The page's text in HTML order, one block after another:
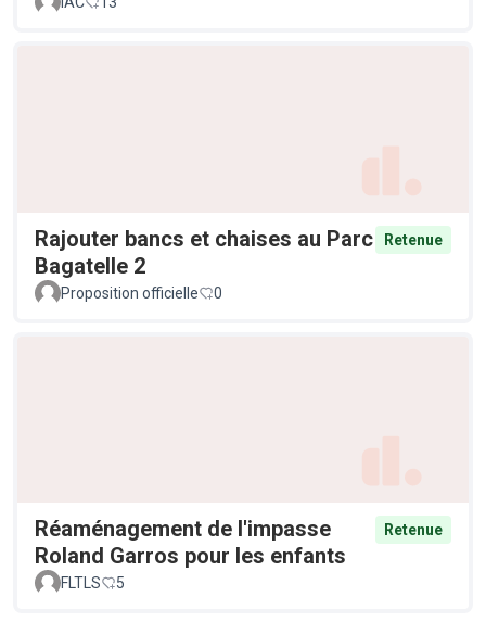
Rajouter bancs et chaises au Parc
Bagatelle 2
Retenue
Proposition officielle 0
Réaménagement de l'impasse
Roland Garros pour les enfants
Retenue
FLTLS 5